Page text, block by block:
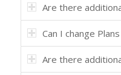
Are there
Can I change
Are there